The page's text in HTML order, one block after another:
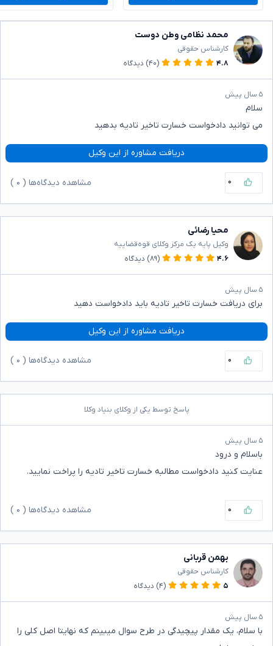
محمد نظامی وطن دوست
کارشناس حقوقی
۴.۸
(۴۰) دیدگاه
۵ سال پیش
سلام
می توانید دادخواست خسارت تاخیر تادیه بدهید
دریافت مشاوره از این وکیل
۰ مشاهده دیدگاه‌ها ( ۰
محیا رضائی
وکیل پایه یک مرکز وکلای قوه‌قضاییه
۴.۶
(۸۹) دیدگاه
۵ سال پیش
برای دریافت خسارت تاخیر تادیه باید دادخواست دهید
دریافت مشاوره از این وکیل
۰ مشاهده دیدگاه‌ها ( ۰
پاسخ توسط یکی از وکلای بنیاد وکلا
۵ سال پیش
باسلام و درود
عنایت کنید دادخواست مطالبه خسارت تاخیر تادیه را پراخت نمایید.
۰ مشاهده دیدگاه‌ها ( ۰
بهمن قربانی
کارشناس حقوقی
۵
(۴) دیدگاه
۵ سال پیش
با سلام، یک مقدار پیچیدگی در طرح سوال میبینم که نهایتا اصل کلی را